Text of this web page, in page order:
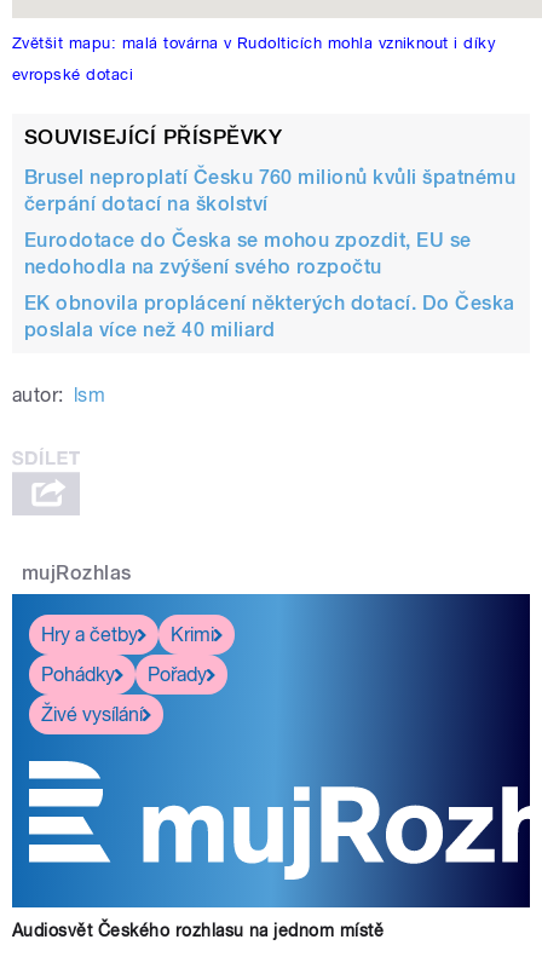
Zvětšit mapu: malá továrna v Rudolticích mohla vzniknout i díky
evropské dotaci
SOUVISEJÍCÍ PŘÍSPĚVKY
Brusel neproplatí Česku 760 milionů kvůli špatnému
čerpání dotací na školství
Eurodotace do Česka se mohou zpozdit, EU se
nedohodla na zvýšení svého rozpočtu
EK obnovila proplácení některých dotací. Do Česka
poslala více než 40 miliard
autor: lsm
mujRozhlas
Hry a četby
Krimi
Pohádky
Pořady
Živé vysílání
Audiosvět Českého rozhlasu na jednom místě